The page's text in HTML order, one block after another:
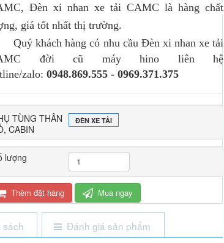
Đèn xi nhan xe tải CAMC là hàng chất
giá tốt nhất thị trường.
Quý khách hàng có nhu cầu Đèn xi nhan xe tải
đời cũ máy hino liên hệ
zalo: 0948.869.555 - 0969.371.375
TÙNG THÂN
CABIN
ĐÈN XE TẢI
lượng
Thêm đặt hàng Mua ngay
sách Đánh giá sản phẩm